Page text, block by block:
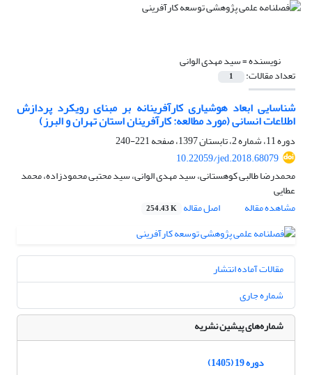
نویسنده =سید مهدی الوانی
تعداد مقالات: 1
شناسایی ابعاد هوشیاری کارآفرینانه بر مبنای رویکرد پردازش
اطلاعات انسانی (مورد مطالعه: کارآفرینان استان تهران و البرز)
دوره 11، شماره 2، تابستان 1397، صفحه
221-240
10.22059/jed.2018.68079
محمدرضا طالبی کوهستانی، سید مهدی الوانی، سید محتبی محمودزاده، محمد
عطایی
مشاهده مقاله
اصل مقاله 254.43 K
مقالات آماده انتشار
شماره جاری
شماره‌های پیشین نشریه
دوره 19 (1405)